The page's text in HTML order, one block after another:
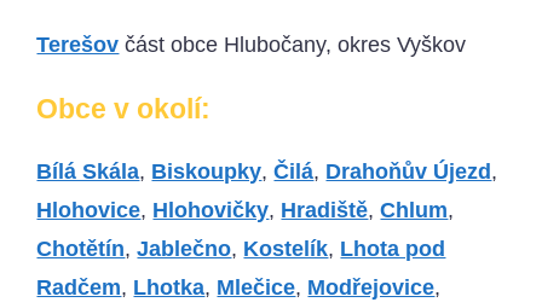
Terešov část obce Hlubočany, okres Vyškov
Obce v okolí:
Bílá Skála, Biskoupky,Čilá, Drahoňův Újezd,
Hlohovice, Hlohovičky, Hradiště,Chlum,
Chotětín,Jablečno, Kostelík, Lhota pod
Radčem, Lhotka, Mlečice, Modřejovice,